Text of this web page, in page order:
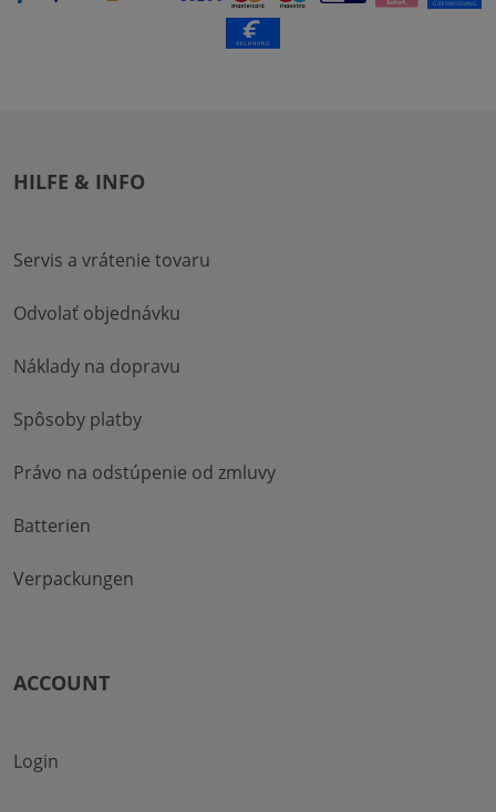
HILFE & INFO
Servis a vrátenie tovaru
Odvolať objednávku
Náklady na dopravu
Spôsoby platby
Právo na odstúpenie od zmluvy
Batterien
Verpackungen
ACCOUNT
Login